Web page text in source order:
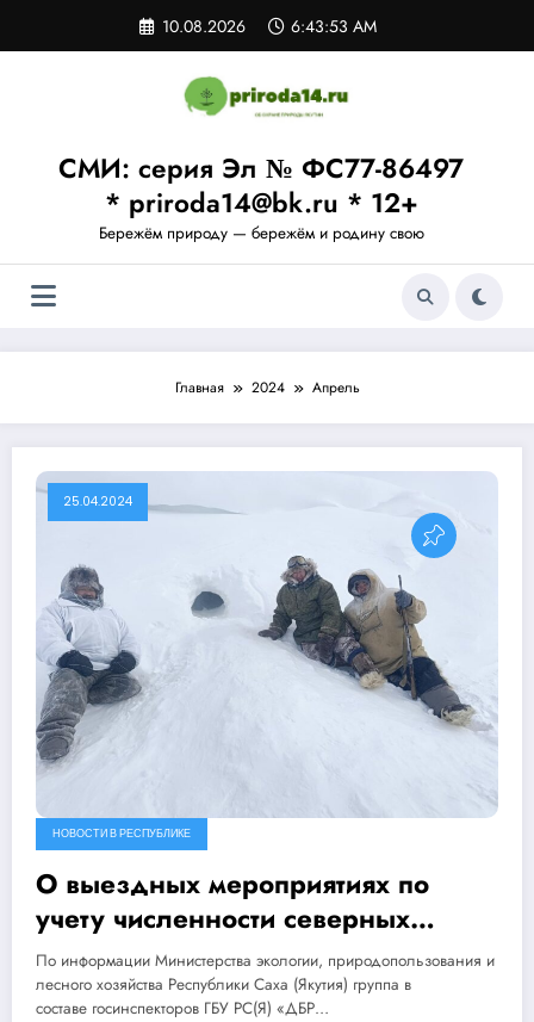
содержимому
10.08.2026 6:43:54 AM
СМИ: серия Эл № ФС77-86497
* priroda14@bk.ru * 12+
Бережём природу — бережём и родину свою
Главная 2024 Апрель
25.04.2024
НОВОСТИ В РЕСПУБЛИКЕ
О выездных мероприятиях по
учету численности северных
животных
По информации Министерства экологии, природопользования и
лесного хозяйства Республики Саха (Якутия) группа в
составе госинспекторов ГБУ РС(Я) «ДБР…